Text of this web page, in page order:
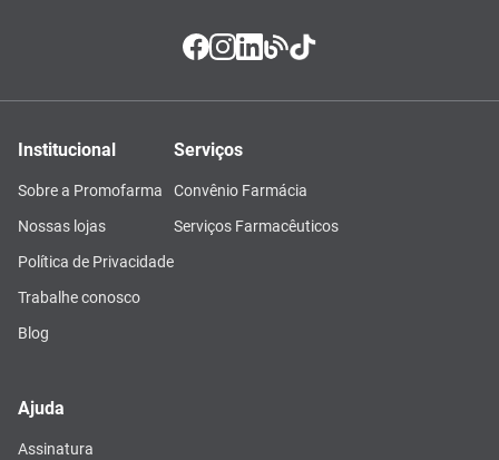
Institucional
Sobre a Promofarma
Nossas lojas
Política de Privacidade
Trabalhe conosco
Blog
Serviços
Convênio Farmácia
Serviços Farmacêuticos
Ajuda
Assinatura